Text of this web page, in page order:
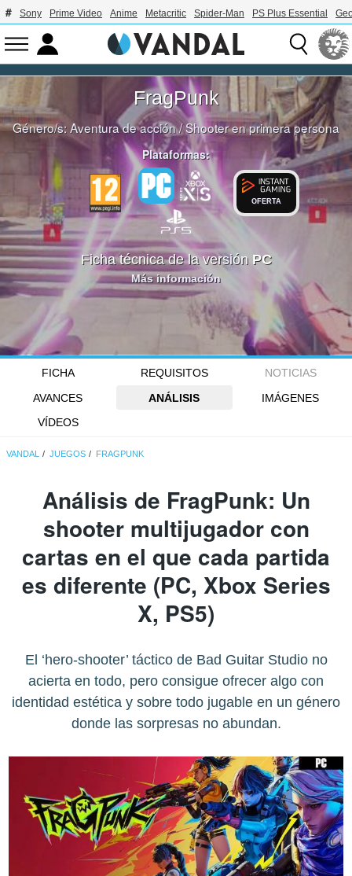
Sony Prime Video Anime Metacritic Spider-Man PS Plus Essential
FragPunk
Género/s:Aventura de acción/Shooter en primera persona
Plataformas:
OFERTA
Ficha técnica de la versión PC
Más información
FICHA REQUISITOS
NOTICIAS
AVANCES
ANÁLISIS
IMÁGENES
VÍDEOS
VANDAL JUEGOS FRAGPUNK
Análisis de FragPunk: Un
shooter multijugador con
cartas en el que cada partida
es diferente (PC, Xbox Series
X, PS5)
El ‘hero-shooter’ táctico de Bad Guitar Studio no
acierta en todo, pero consigue ofrecer algo con
identidad estética y sobre todo jugable en un género
donde las sorpresas no abundan.